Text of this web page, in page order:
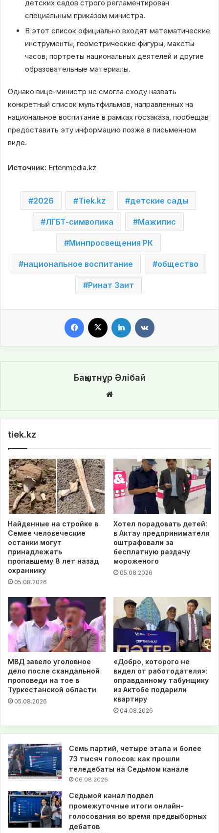
детских садов строго регламентирован
специальным приказом министра.
В этот список официально входят математические
инструменты, геометрические фигуры, макеты
часов, портреты национальных деятелей и другие
образовательные материалы.
Однако вице-министр не смогла сходу назвать
конкретный список мультфильмов, направленных на
национальное воспитание в рамках госзаказа, пообещав
предоставить эту информацию позже в письменном
виде.
Источник: Ertenmedia.kz
2026 Tiek.kz детские сады
ЛГБТ-символика Мажилис
Минпросвещения РК
национальное воспитание общество
Ринат Заит
Бақытнұр Әлібай
te
tiek.kz
Найденные на стройке в
Семее человеческие
останки могут
принадлежать
пропавшему 8 лет назад
охраннику
05.08.2026
Хотел порадовать детей:
в Актау предпринимателя
оштрафовали за
бесплатную раздачу
мороженого
05.08.2026
МВД завело уголовное
дело после скандальной
проповеди на тое в
Туркестанской области
05.08.2026
«Добро, которого не
видел от работодателя»:
оправданному табунщику
из Актобе подарили
квартиру
04.08.2026
Семь партий, четыре этапа и более
73 тысяч голосов: как прошли
теледебаты на Седьмом канале
06.08.2026
Седьмой канал подвел
промежуточные итоги онлайн-
голосования во время предвыборных
дебатов